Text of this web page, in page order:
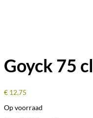
Goyck 75 cl
€ 12,75
Op voorraad